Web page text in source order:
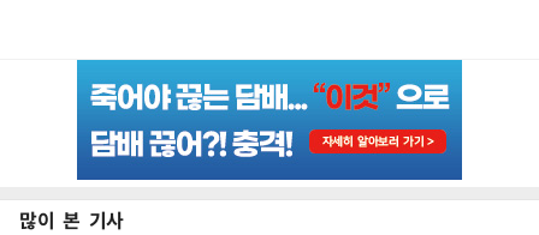
많이 본 기사